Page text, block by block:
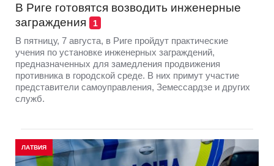
В Риге готовятся возводить инженерные
заграждения
1
В пятницу, 7 августа, в Риге пройдут практические
учения по установке инженерных заграждений,
предназначенных для замедления продвижения
противника в городской среде. В них примут участие
представители самоуправления, Земессардзе и других
служб.
ЛАТВИЯ